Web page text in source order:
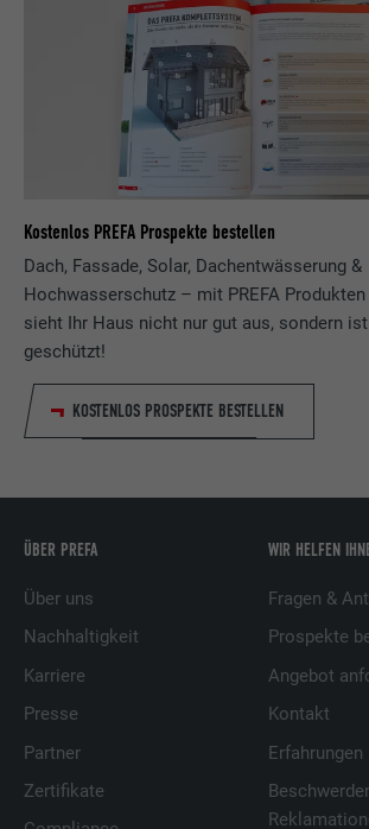
Kostenlos PREFA Prospekte bestellen
Dach, Fassade, Solar, Dachentwässerung &
Hochwasserschutz – mit PREFA
sieht Ihr Haus nicht nur gut aus, sondern
geschützt!
KOSTENLOS PROSPEKTE BESTELLEN
ÜBER PREFA
Über uns
Nachhaltigkeit
Karriere
Presse
Partner
Zertifikate
WIR HELFEN
Fragen &
Prospekte
Angebot
Kontakt
Erfahrungen